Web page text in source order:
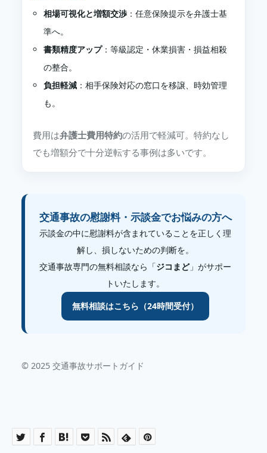
相場可視化と増額交渉 ：任意保険提示を弁護士基
準へ。
書類精度アップ：等級認定・休業損害・損益相殺
の整合。
負担軽減 ：相手保険対応の窓口を移譲、時効管理
も。
費用は弁護士費用特約の活用で軽減可。特約なし
でも増額分で十分逆転する事例は多いです。
交通事故の慰謝料・示談金でお悩みの方へ
示談金の中に慰謝料が含まれていることを正しく理
解し、損しないための判断を。
交通事故専門の無料相談なら「ジコまど」がサポー
トいたします。
無料相談はこちら（24時間受付）
© 2025 交通事故サポートガイド